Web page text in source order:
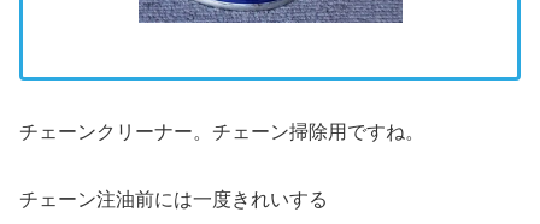
チェーンクリーナー。チェーン掃除用ですね。
チェーン注油前には一度きれいする